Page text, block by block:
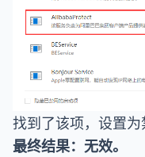
找到了该项，设置为
最终结果：无效。